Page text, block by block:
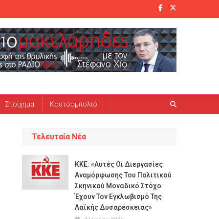
Στοίχημα Κουτσομπολιό
Τελευταία Νέα
ΚΚΕ: «Αυτές Oι Διεργασίες
Αναμόρφωσης Του Πολιτικού
Σκηνικού Μοναδικό Στόχο
Έχουν Τον Εγκλωβισμό Της
Λαϊκής Δυσαρέσκειας»